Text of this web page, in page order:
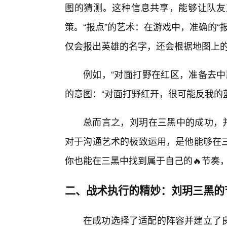
图的猜测。这种信息共享，能够让队
策。“报点”的艺术：在游戏中，准确的
仅会报出英雄的名字，还会根据地图上
例如，“对面打野在红区，准备去
的意图：“对面打野红开，很可能反我的
总而言之，刘玥在三黑中的成功，
对于沟通艺术的极致运用，是他能够
你也能在三黑中找到属于自己的🔥节奏
二、战术执行的精妙：刘玥三黑
在成功选择了适配的阵容并建立了